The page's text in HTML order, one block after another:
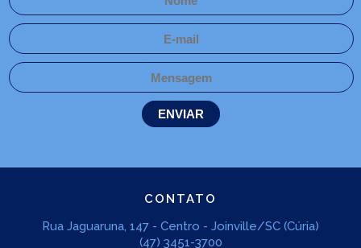
CONTATO
Rua Jaguaruna, 147 - Centro - Joinville/SC (Cúria)
(47) 3451-3700